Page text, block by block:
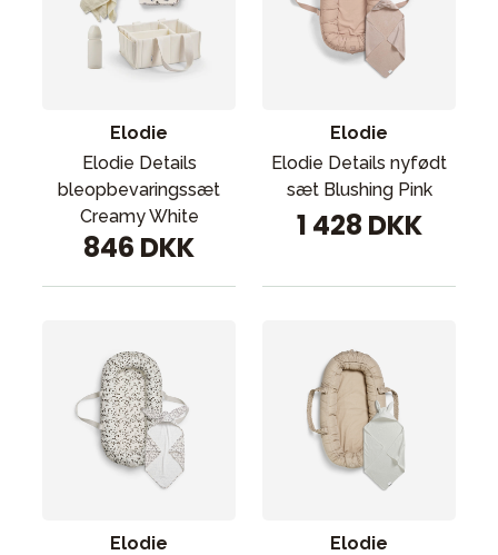
Elodie
Elodie Details
bleopbevaringssæt
Creamy White
846 DKK
Elodie
Elodie Details nyfødt
sæt Blushing Pink
1 428 DKK
Elodie
Elodie